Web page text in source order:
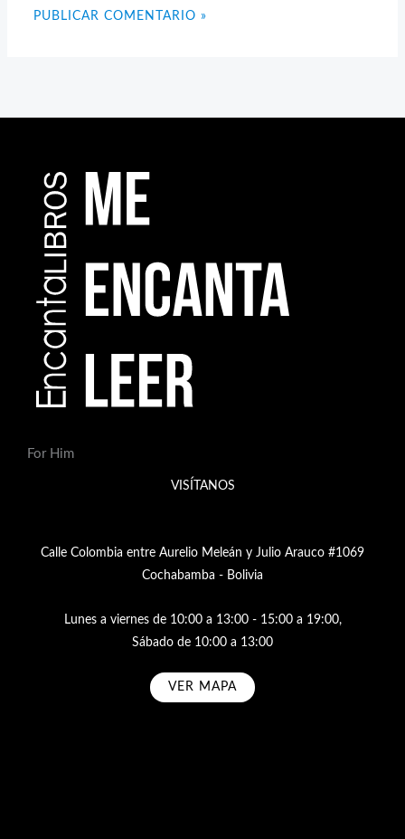
For Him
VISÍTANOS
Calle Colombia entre Aurelio Meleán y Julio Arauco #1069
Cochabamba - Bolivia
Lunes a viernes de 10:00 a 13:00 - 15:00 a 19:00,
Sábado de 10:00 a 13:00
VER MAPA